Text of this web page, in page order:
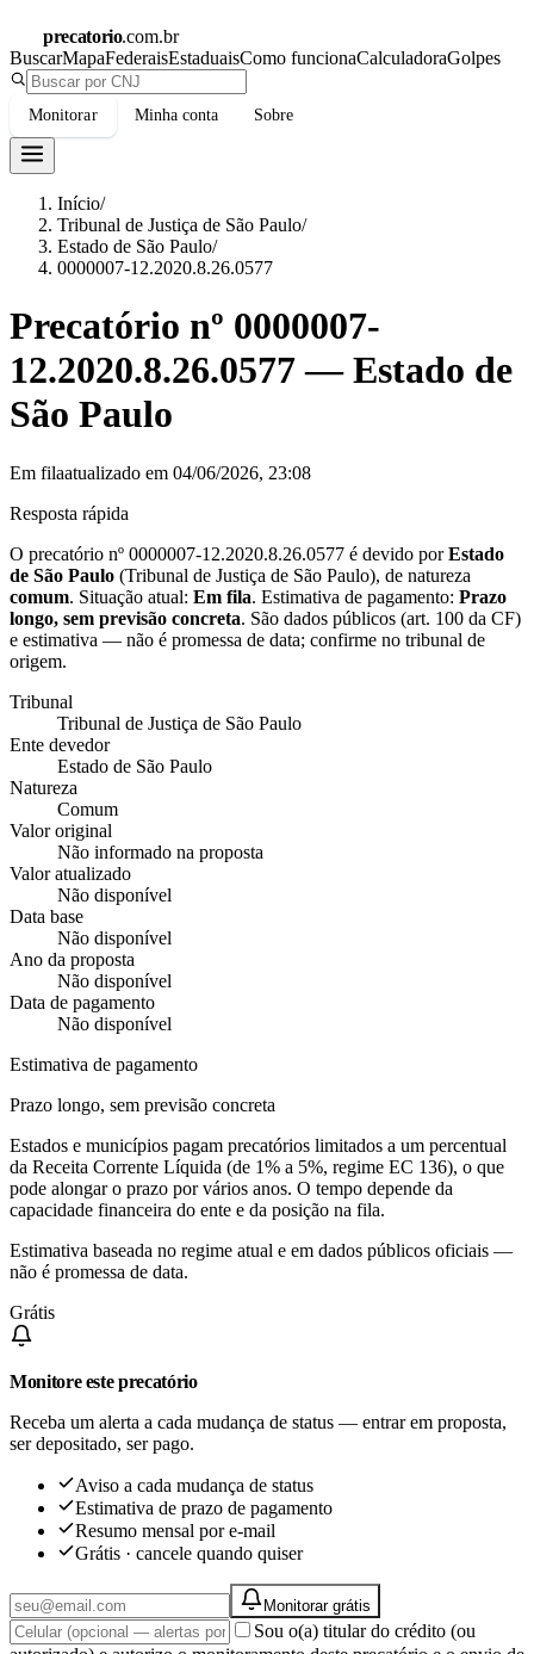
precatorio.com.br
BuscarMapaFederaisEstaduaisComo funcionaCalculadoraGolpes
Monitorar Minha conta Sobre
Início/
Tribunal de Justiça de São Paulo/
Estado de São Paulo/
0000007-12.2020.8.26.0577
Precatório nº 0000007-
12.2020.8.26.0577—Estado de
São Paulo
Em filaatualizado em 04/06/2026, 23:08
Resposta rápida
O precatório nº 0000007-12.2020.8.26.0577 é devido porEstado
de São Paulo (Tribunal de Justiça de São Paulo), de natureza
comum. Situação atual: Em fila. Estimativa de pagamento: Prazo
longo, sem previsão concreta. São dados públicos (art. 100 da CF)
e estimativa — não é promessa de data; confirme no tribunal de
origem.
Tribunal
Tribunal de Justiça de São Paulo
Ente devedor
Estado de São Paulo
Natureza
Comum
Valor original
Não informado na proposta
Valor atualizado
Não disponível
Data base
Não disponível
Ano da proposta
Não disponível
Data de pagamento
Não disponível
Estimativa de pagamento
Prazo longo, sem previsão concreta
Estados e municípios pagam precatórios limitados a um percentual
da Receita Corrente Líquida (de 1% a 5%, regime EC 136), o que
pode alongar o prazo por vários anos. O tempo depende da
capacidade financeira do ente e da posição na fila.
Estimativa baseada no regime atual e em dados públicos oficiais —
não é promessa de data.
Grátis
Monitore este precatório
Receba um alerta a cada mudança de status — entrar em proposta,
ser depositado, ser pago.
Aviso a cada mudança de status
Estimativa de prazo de pagamento
Resumo mensal por e-mail
Grátis · cancele quando quiser
Monitorar grátis
Sou o(a) titular do crédito (ou